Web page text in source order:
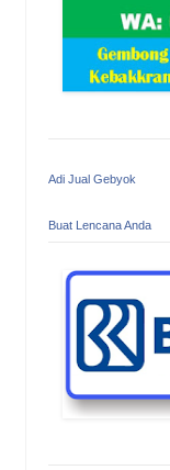
Adi Jual Gebyok
Buat Lencana Anda